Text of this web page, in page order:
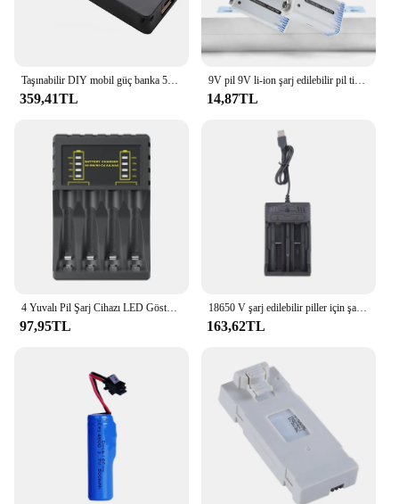
359,41TL
9V pil 9V li-ion şarj edilebilir pil tip-c pil 9v lityum multimetre için mikrofon oyuncak USB şarj kablosu
14,87TL
97,95TL
18650 V şarj edilebilir piller için şarj edilebilir pil 18650 düz üst 20A ile pil şarj cihazı 3.7
163,62TL